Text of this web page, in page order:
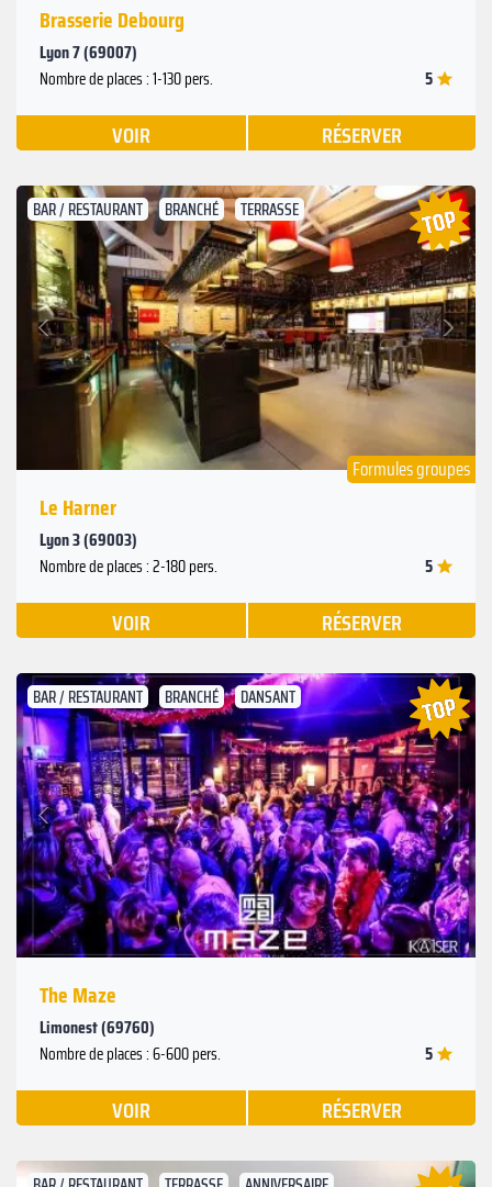
Brasserie Debourg
Lyon 7 (69007)
Nombre de places : 1-130 pers. 5
VOIR RÉSERVER
BAR / RESTAURANT BRANCHÉ TERRASSE
Précédent
Suivant
Formules groupes
Le Harner
Lyon 3 (69003)
Nombre de places : 2-180 pers. 5
VOIR RÉSERVER
BAR / RESTAURANT BRANCHÉ DANSANT
Précédent
Suivant
The Maze
Limonest (69760)
Nombre de places : 6-600 pers. 5
VOIR RÉSERVER